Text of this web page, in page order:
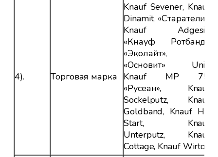
4). Торговая марка
Knauf Sevener, Knauf
Dinamit, «Старатели»,
Knauf Adgesiv,
«Кнауф Ротбанд»,
«Эколайт»,
«Основит» Unis,
Knauf MP 75,
«Русеан», Knauf
Sockelputz, Knauf
Goldband, Knauf HP
Start, Knauf
Unterputz, Knauf
Cottage, Knauf Wirton